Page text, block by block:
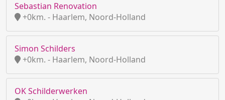
Sebastian Renovation
+0km. - Haarlem, Noord-Holland
Simon Schilders
+0km. - Haarlem, Noord-Holland
OK Schilderwerken